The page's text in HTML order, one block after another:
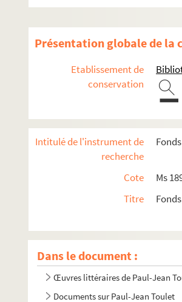
Présentation globale de la
Etablissement de
conservation
Intitulé de l'instrument de
recherche
Cote
Ms
Titre
Dans le document :
Œuvres littéraires de Paul-Jean
Documents sur Paul-Jean Toulet